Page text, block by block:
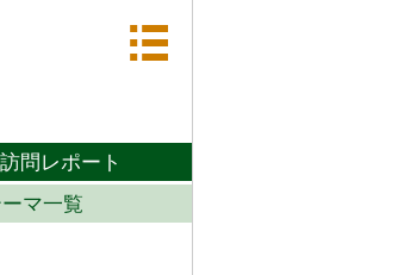
問レポート
マ一覧